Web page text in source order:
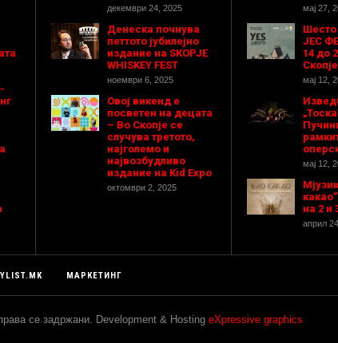
декември 24, 2025
Денеска почнува
петтото јубилејно
издание на SKOPJE
WHISKEY FEST
ноември 6, 2025
Овој викенд е
посветен на децата
– Во Скопје се
случува третото,
најголемо и
највозбудливо
издание на Kid Expo
октомври 2, 2025
мај 27,
Шесто
ЈЕС
14 до
Скопје
мај 12,
мај 12,
на 2 и
април
МАРКЕТИНГ
се задржани. Development & Hosting eXpressive graphics